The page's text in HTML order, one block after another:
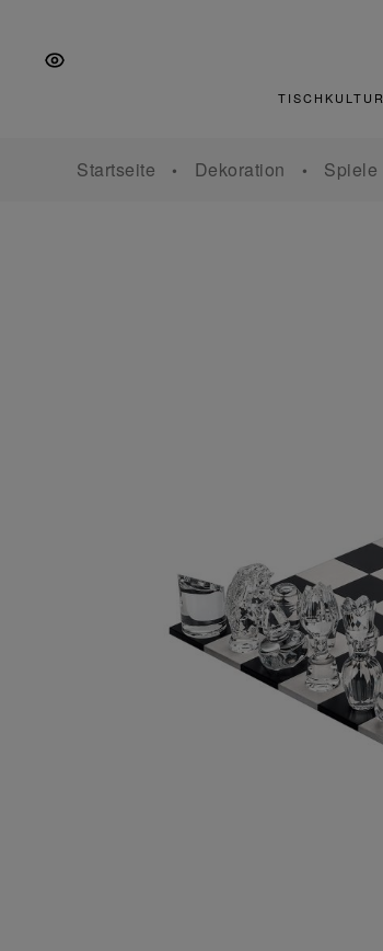
springen
springen
springen
TISCHKULTUR
Startseite Dekoration Spiele